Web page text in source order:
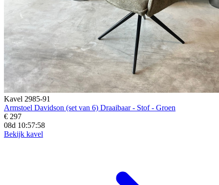
Kavel 2985-91
Armstoel Davidson (set van 6) Draaibaar - Stof - Groen
€ 297
08d 10:57:56
Bekijk kavel